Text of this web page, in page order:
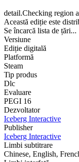
detail.Checking region
Această ediție este
Se încarcă lista de țări...
Versiune
Ediție digitală
Platformă
Steam
Tip produs
Dlc
Evaluare
PEGI 16
Dezvoltator
Iceberg Interactive
Publisher
Iceberg Interactive
Limbi subtitrare
Chinese, English,